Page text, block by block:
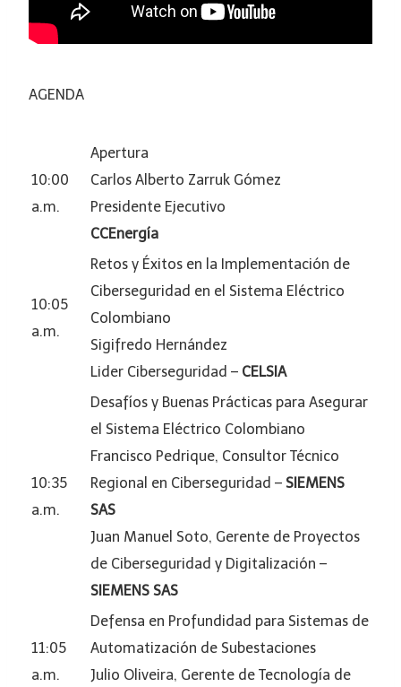
AGENDA
10:00
a.m.
Apertura
Carlos Alberto Zarruk Gómez
Presidente Ejecutivo
CCEnergía
10:05
a.m.
Retos y Éxitos en la Implementación de
Ciberseguridad en el Sistema Eléctrico
Colombiano
Sigifredo Hernández
Lider Ciberseguridad – CELSIA
10:35
a.m.
Desafíos y Buenas Prácticas para Asegurar
el Sistema Eléctrico Colombiano
Francisco Pedrique, Consultor Técnico
Regional en Ciberseguridad – SIEMENS
SAS
Juan Manuel Soto, Gerente de Proyectos
de Ciberseguridad y Digitalización –
SIEMENS SAS
11:05
a.m.
Defensa en Profundidad para Sistemas de
Automatización de Subestaciones
Julio Oliveira, Gerente de Tecnología de